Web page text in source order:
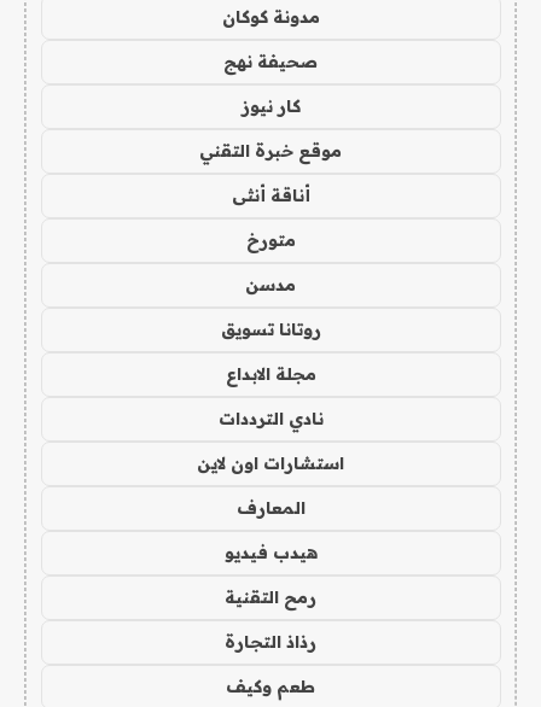
مدونة كوكان
صحيفة نهج
كار نيوز
موقع خبرة التقني
أناقة أنثى
متورخ
مدسن
روتانا تسويق
مجلة الابداع
نادي الترددات
استشارات اون لاين
المعارف
هيدب فيديو
رمح التقنية
رذاذ التجارة
طعم وكيف